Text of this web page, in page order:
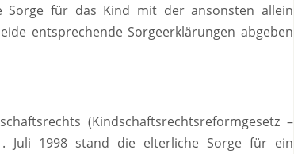
Sorge für das Kind mit der ansonsten allein
entsprechende Sorgeerklärungen abgeben
(Kindschaftsrechtsreformgesetz –
Juli 1998 stand die elterliche Sorge für ein